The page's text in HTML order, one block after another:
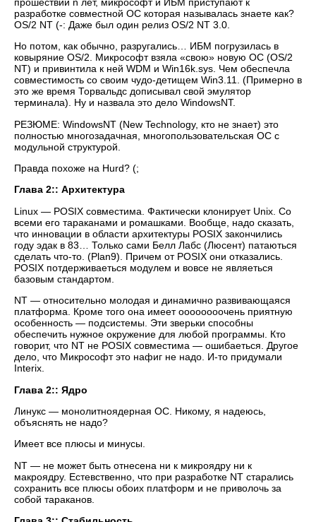
разработке совместной ОС которая называлась знаете как?
OS/2 NT (-: Даже был один релиз OS/2 NT 3.0.
Но потом, как обычно, разругались… ИБМ погрузилась в
ковыряние OS/2. Микрософт взяла «свою» новую ОС (OS/2
NT) и привинтила к ней WDM и Win16k.sys. Чем обеспечла
совместимость со своим чудо-детищем Win3.11. (Примерно в
это же время Торвальдс дописывал свой эмулятор
терминала). Ну и назвала это дело WindowsNT.
РЕЗЮМЕ: WindowsNT (New Technology, кто не знает) это
полностью многозадачная, многопользовательская ОС с
модульной структурой.
Правда похоже на Hurd? (;
Глава 2:: Архитектура
Linux — POSIX совместима. Фактически клонирует Unix. Со
всеми его тараканами и ромашками. Вообще, надо сказать,
что инновации в области архитектуры POSIX закончились
году эдак в 83… Только сами Белл Лабс (Люсент) патаються
сделать что-то. (Plan9). Причем от POSIX они отказались.
POSIX потдерживаеться модулем и вовсе не являеться
базовым стандартом.
NT — относительно молодая и динамично развивающаяся
платформа. Кроме того она имеет оооооооочень приятную
особенность — подсистемы. Эти зверьки способны
обеспечить нужное окружение для любой программы. Кто
говорит, что NT не POSIX совместима — ошибаеться. Другое
дело, что Микрософт это нафиг не надо. И-то придумали
Interix.
Глава 2:: Ядро
Линукс — монолитноядерная ОС. Никому, я надеюсь,
объяснять не надо?
Имеет все плюсы и минусы.
NT — не может быть отнесена ни к микроядру ни к
макроядру. Естевственно, что при разработке NT старались
сохранить все плюсы обоих платформ и не приволочь за
собой тараканов.